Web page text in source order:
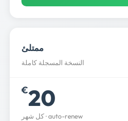
ممتلئ
النسخة المسجلة كاملة
€20
كل شهر · auto-renew